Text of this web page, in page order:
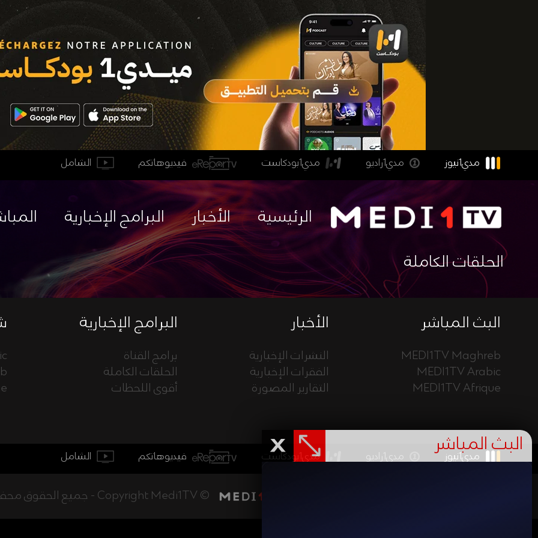
الشامل فيديوهاتكم مدي1بودكاست مدي1راديو مدي1نيوز
البرامج الإخبارية الأخبار
الرئيسية
الحلقات الكاملة
البث المباشر
MEDI1TV Maghreb
MEDI1TV Arabic
MEDI1TV Afrique
الأخبار
النشرات الإخبارية
الفقرات الإخبارية
التقارير المصورة
البرامج الإخبارية
برامج القناة
الحلقات الكاملة
أقوى اللحظات
الشامل فيديوهاتكم مدي1بودكاست مدي1راديو مدي1نيوز
جميع الحقوق محفوظة - Copyright Medi1TV ©
البث المباشر